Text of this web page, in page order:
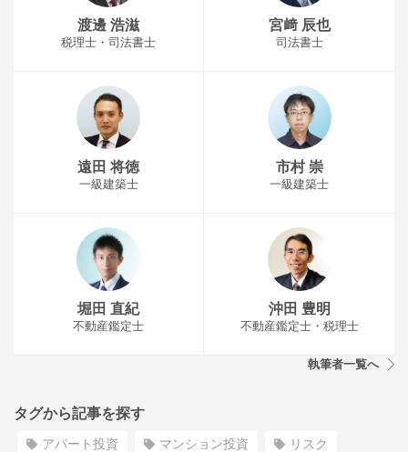
渡邊 浩滋
税理士・司法書士
宮﨑 辰也
司法書士
遠田 将徳
一級建築士
市村 崇
一級建築士
堀田 直紀
不動産鑑定士
沖田 豊明
不動産鑑定士・税理士
執筆者一覧へ
タグから記事を探す
アパート投資 マンション投資 リスク